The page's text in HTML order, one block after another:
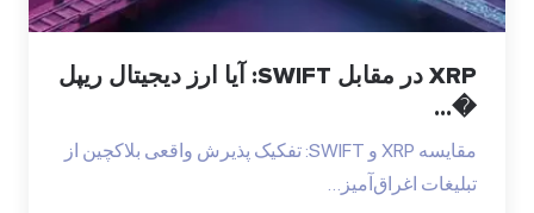
XRP در مقابل SWIFT: آیا ارز دیجیتال ریپل
�...
مقایسه XRP و SWIFT: تفکیک پذیرش واقعی بلاکچین از
تبلیغات اغراق‌آمیز…